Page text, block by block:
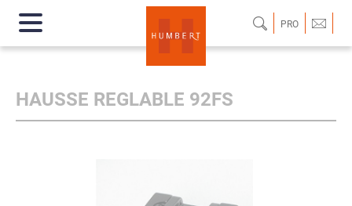
PRO
HAUSSE REGLABLE 92FS